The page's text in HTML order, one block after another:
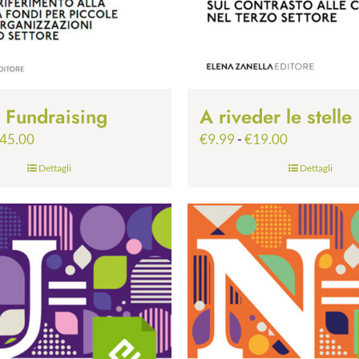
45.00Fascia
prezzo:
€24.99
a
€45.00
Dettagli
A riveder le stelle
€9.99-€19.00Fascia
prezzo:
€9.99
a
€19.00
Dettagli